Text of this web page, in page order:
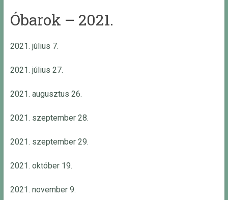
Óbarok – 2021.
2021. július 7.
2021. július 27.
2021. augusztus 26.
2021. szeptember 28.
2021. szeptember 29.
2021. október 19.
2021. november 9.